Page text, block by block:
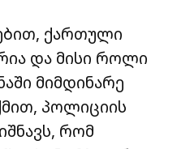
ქართული
და მისი როლი
მიმდინარე
პოლიციის
რომ